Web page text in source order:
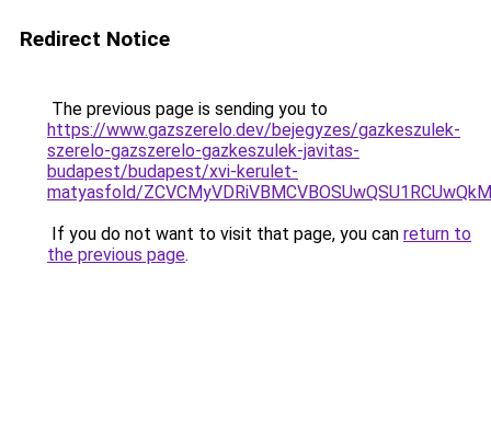
Redirect Notice
The previous page is sending you to
https://www.gazszerelo.dev/bejegyzes/gazkeszulek-
szerelo-gazszerelo-gazkeszulek-javitas-
budapest/budapest/xvi-kerulet-
matyasfold/
If you do not want to visit that page, you can return to
the previous page.